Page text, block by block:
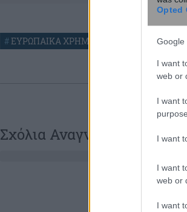
Opted
Google
I want
web or
I want
I want
I want
web or
I want
#ΕΥΡΩΠΑΙΚΑ ΧΡΗΜΑΤΙΣΤΗΡΙΑ
Σχόλια Αναγνωστών